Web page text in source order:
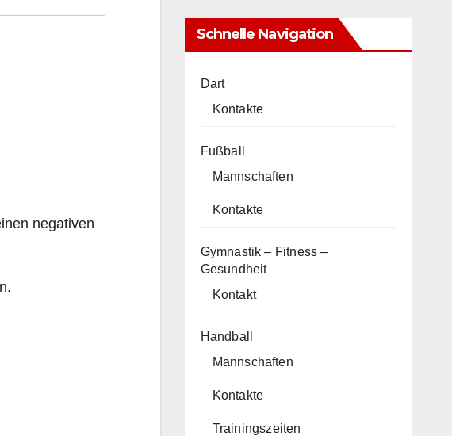
negativen
Schnelle Navigation
Dart
Kontakte
Fußball
Mannschaften
Kontakte
Gymnastik – Fitness –
Gesundheit
Kontakt
Handball
Mannschaften
Kontakte
Trainingszeiten